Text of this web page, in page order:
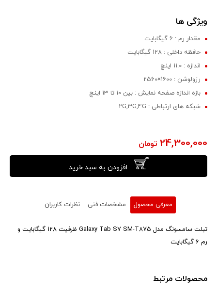
ویژگی ها
مقدار رم : 6 گیگابایت
حافظه داخلی : 128 گیگابایت
اندازه : 11.0 اینچ
رزولوشن : 1600×2560
بازه اندازه صفحه نمایش : بین 10 تا 13 اینچ
شبکه های ارتباطی : 2G,3G,4G
24,300,000 تومان
معرفی محصول مشخصات فنی نظرات کاربران
تبلت سامسونگ مدل Galaxy Tab S7 SM-T875 ظرفیت 128 گیگابایت و
رم 6 گیگابایت
محصولات مرتبط